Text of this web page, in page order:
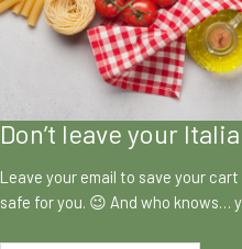
Don’t leave your
Leave your email to save your
safe for you. 😉 And who knows…